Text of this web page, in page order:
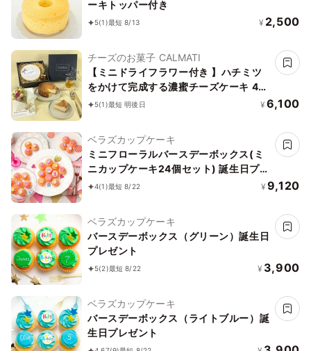
ーキトッパー付き
5(1)最短 8/13 ¥ 2,500
チーズのお菓子 CALMATI
【ミニドライフラワー付き 】ハチミツ
をかけて完成する濃蜜チーズケーキ 4号
ハチミツ付き
5(1)最短 明後日 ¥ 6,100
ベラズカップケーキ
ミニフローラルバースデーボックス(ミ
ニカップケーキ24個セット) 誕生日プレ
ゼント
4(1)最短 8/22 ¥ 9,120
ベラズカップケーキ
バースデーボックス（グリーン）誕生日
プレゼント
5(2)最短 8/22 ¥ 3,900
ベラズカップケーキ
バースデーボックス（ライトブルー）誕
生日プレゼント